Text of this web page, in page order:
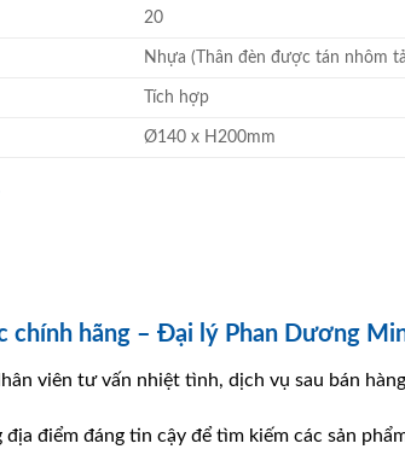
20
Nhựa (Thân đèn được tán nhôm
Tích hợp
Ø140 x H200mm
chính hãng – Đại lý Phan Dương
viên tư vấn nhiệt tình, dịch vụ sau bán hàng
điểm đáng tin cậy để tìm kiếm các sản